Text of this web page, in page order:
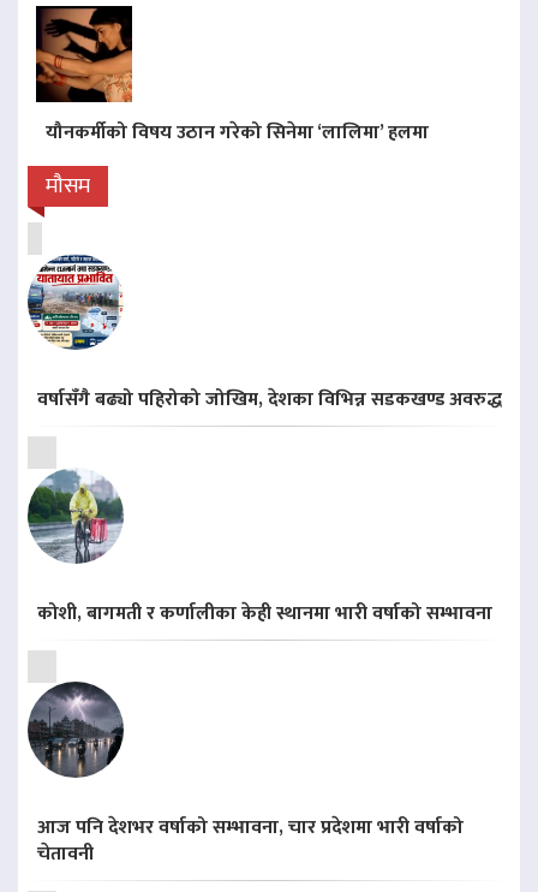
यौनकर्मीको विषय उठान गरेको सिनेमा ‘लालिमा’ हलमा
मौसम
वर्षासँगै बढ्यो पहिरोको जोखिम, देशका विभिन्न सडकखण्ड अवरुद्ध
कोशी, बागमती र कर्णालीका केही स्थानमा भारी वर्षाको सम्भावना
आज पनि देशभर वर्षाको सम्भावना, चार प्रदेशमा भारी वर्षाको
चेतावनी